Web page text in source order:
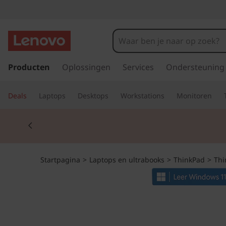
h
n
k
a
a
Producten Oplossingen Services Ondersteuning
Deals Laptops Desktops Workstations Monitoren
Currently displaying item 2 of 2
Startpagina > Laptops en ultrabooks > ThinkPad >